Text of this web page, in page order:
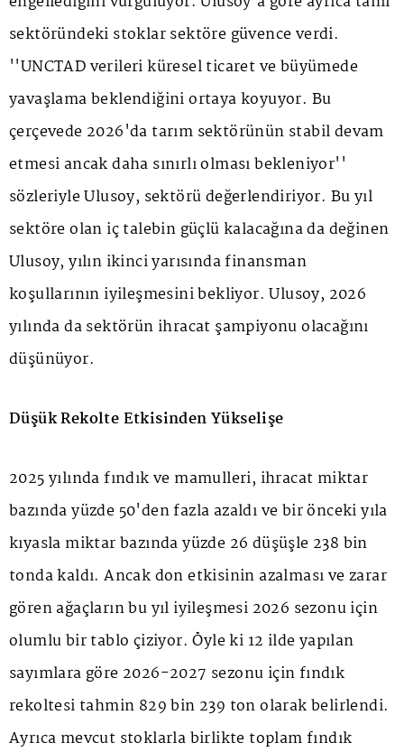
sektöründeki stoklar sektöre güvence verdi.
''UNCTAD verileri küresel ticaret ve büyümede
yavaşlama beklendiğini ortaya koyuyor. Bu
çerçevede 2026'da tarım sektörünün stabil devam
etmesi ancak daha sınırlı olması bekleniyor''
sözleriyle Ulusoy, sektörü değerlendiriyor. Bu yıl
sektöre olan iç talebin güçlü kalacağına da değinen
Ulusoy, yılın ikinci yarısında finansman
koşullarının iyileşmesini bekliyor. Ulusoy, 2026
yılında da sektörün ihracat şampiyonu olacağını
düşünüyor.
Düşük Rekolte Etkisinden Yükselişe
2025 yılında fındık ve mamulleri, ihracat miktar
bazında yüzde 50'den fazla azaldı ve bir önceki yıla
kıyasla miktar bazında yüzde 26 düşüşle 238 bin
tonda kaldı. Ancak don etkisinin azalması ve zarar
gören ağaçların bu yıl iyileşmesi 2026 sezonu için
olumlu bir tablo çiziyor. Öyle ki 12 ilde yapılan
sayımlara göre 2026-2027 sezonu için fındık
rekoltesi tahmin 829 bin 239 ton olarak belirlendi.
Ayrıca mevcut stoklarla birlikte toplam fındık